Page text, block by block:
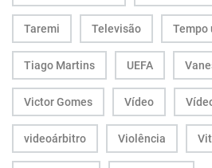
Taremi Televisão Tempo
Tiago Martins UEFA
Victor Gomes Vídeo
videoárbitro Violência